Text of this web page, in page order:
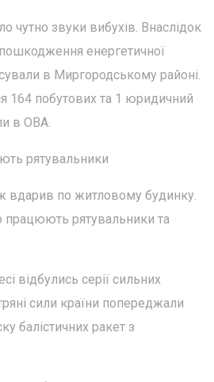
чутно звуки вибухів. Внаслідок
енергетичної
в Миргородському районі.
164 побутових та 1 юридичний
в ОВА.
рятувальники
вдарив по житловому будинку.
працюють рятувальники та
відбулись серії сильних
сили країни попереджали
балістичних ракет з